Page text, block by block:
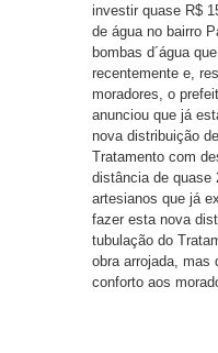
investir quase R$
de água no bairro
bombas d´água
recentemente e,
moradores, o
anunciou que já
nova distribuição
Tratamento com
distância de quase
artesianos que já
fazer esta nova
tubulação do
obra arrojada, mas
conforto aos